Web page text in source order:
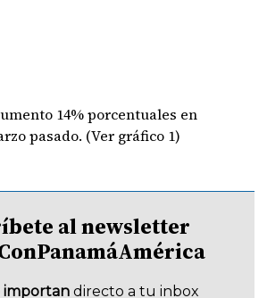
14% porcentuales en
pasado. (Ver gráfico 1)
al newsletter
importan directo a tu inbox